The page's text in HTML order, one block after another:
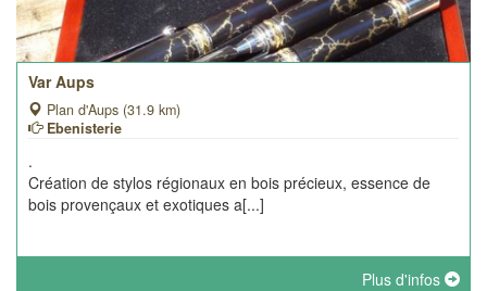
Var Aups
Plan d'Aups (31.9 km)
Ebenisterie
.
Création de stylos régionaux en bois précieux, essence de
bois provençaux et exotiques a[...]
Plus d'infos